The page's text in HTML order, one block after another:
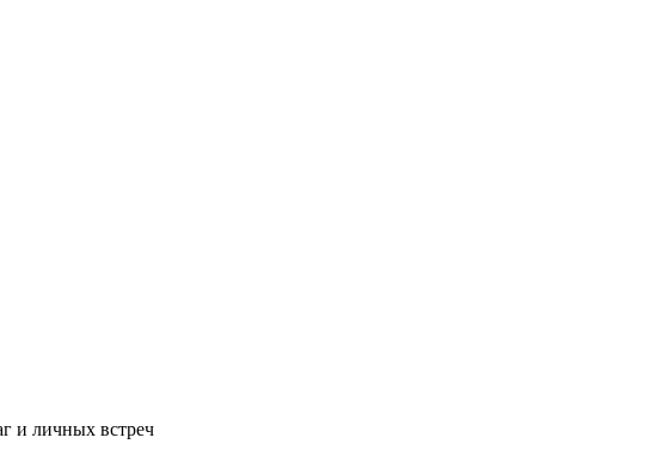
и личных встреч